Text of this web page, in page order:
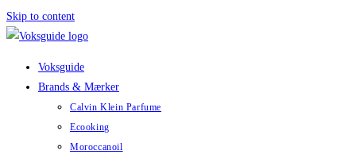
Skip to content
Voksguide
Brands & Mærker
Calvin Klein Parfume
Ecooking
Moroccanoil